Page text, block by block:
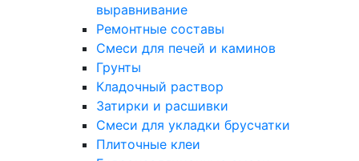
выравнивание
Ремонтные составы
Смеси для печей и каминов
Грунты
Кладочный раствор
Затирки и расшивки
Смеси для укладки брусчатки
Плиточные клеи